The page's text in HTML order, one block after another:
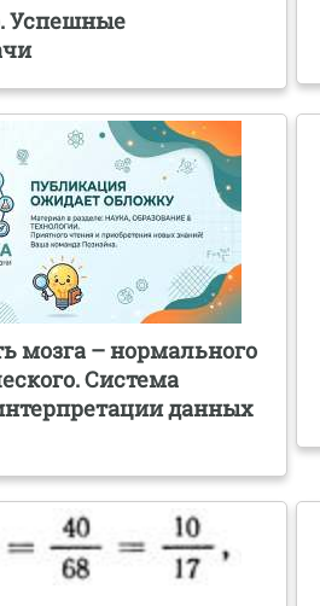
Успешные
мозга – нормального
Система
данных